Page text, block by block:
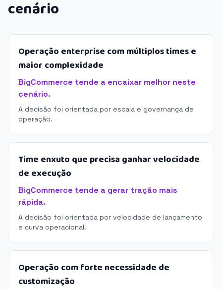
cenário
Operação enterprise com múltiplos times e
maior complexidade
BigCommerce tende a encaixar melhor neste
cenário.
A decisão foi orientada por escala e governança de
operação.
Time enxuto que precisa ganhar velocidade
de execução
BigCommerce tende a gerar tração mais
rápida.
A decisão foi orientada por velocidade de lançamento
e curva operacional.
Operação com forte necessidade de
customização